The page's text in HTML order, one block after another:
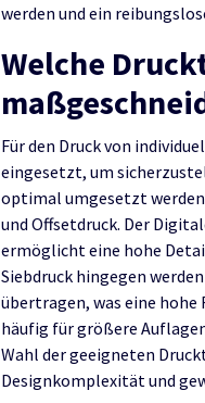
werden und ein
Welche
Für den Druck von
eingesetzt, um
optimal umgesetzt
und Offsetdruck. Der
ermöglicht eine hohe
Siebdruck hingegen
übertragen, was eine
häufig für größere
Wahl der geeigneten
Designkomplexität und